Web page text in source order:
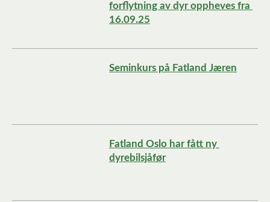
forflytning av dyr oppheves fra
16.09.25
Seminkurs på Fatland Jæren
Fatland Oslo har fått ny
dyrebilsjåfør